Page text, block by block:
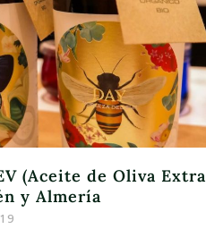
(Aceite de Oliva Extra
y Almería